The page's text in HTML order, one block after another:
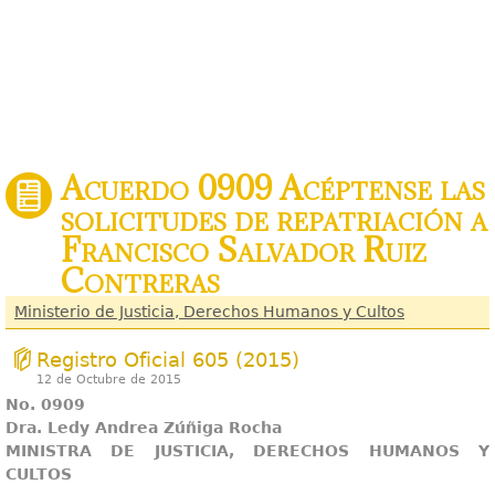
Acuerdo 0909 Acéptense las
solicitudes de repatriación a
Francisco Salvador Ruiz
Contreras
Ministerio de Justicia, Derechos Humanos y Cultos
Registro Oficial 605 (2015)
12 de Octubre de 2015
No. 0909
Dra. Ledy Andrea Zúñiga Rocha
MINISTRA DE JUSTICIA, DERECHOS HUMANOS Y
CULTOS